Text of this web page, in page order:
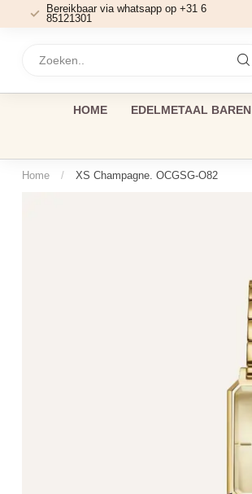
Bereikbaar via whatsapp op +31 6
85121301
HOME EDELMETAAL BAREN
Home / XS Champagne. OCGSG-O82